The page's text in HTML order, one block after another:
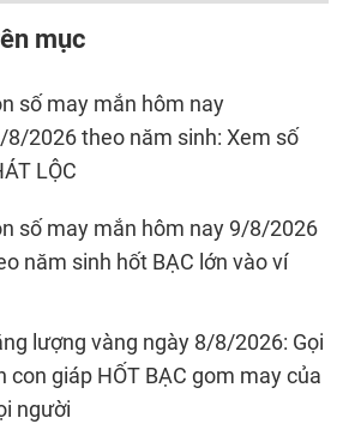
mục
số may mắn hôm nay
8/2026 theo năm sinh: Xem số
LỘC
số may mắn hôm nay 9/8/2026
năm sinh hốt BẠC lớn vào ví
lượng vàng ngày 8/8/2026: Gọi
con giáp HỐT BẠC gom may của
người